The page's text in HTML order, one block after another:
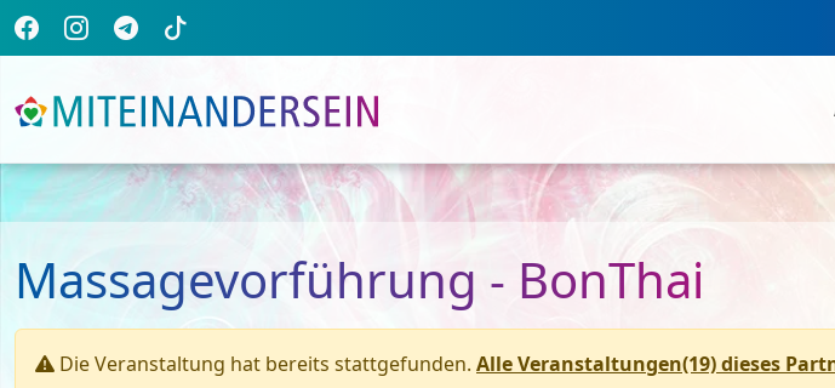
Massagevorführung - BonThai
Die Veranstaltung hat bereits stattgefunden. Alle Veranstaltungen(19) dieses